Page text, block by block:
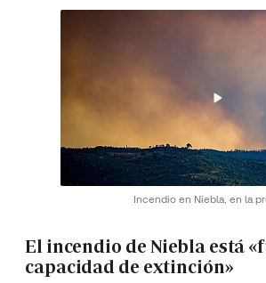
Incendio en Niebla, en la
El incendio de Niebla está
capacidad de extinción»